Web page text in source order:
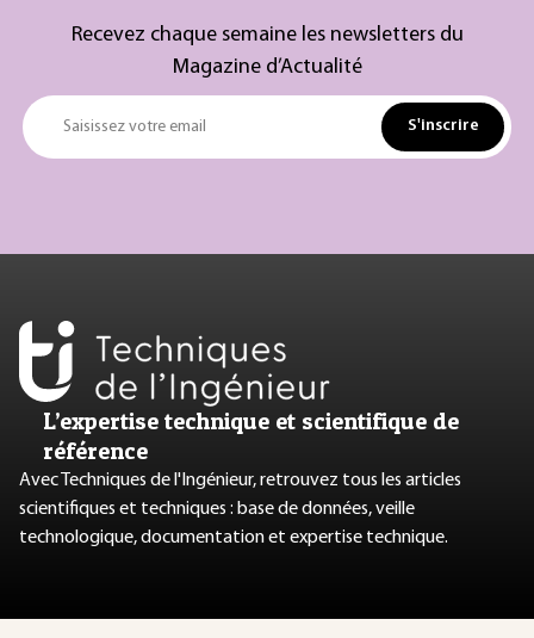
Recevez chaque semaine les newsletters du
Magazine d’Actualité
Saisissez votre email S'inscrire
L’expertise technique et scientifique de
référence
Avec Techniques de l'Ingénieur, retrouvez tous les articles
scientifiques et techniques : base de données, veille
technologique, documentation et expertise technique.